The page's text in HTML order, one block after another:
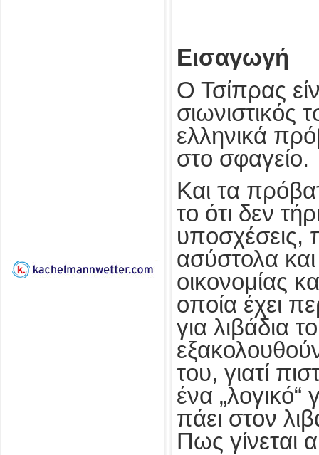
Εισαγωγή
Ο Τσίπρας
σιωνιστικός
ελληνικά
στο σφαγείο.
Και τα
το ότι δεν
υποσχέσεις,
ασύστολα
οικονομίας
οποία έχει
για λιβάδια
του, γιατί
ένα „λογικό“
πάει στον
Πως γίνεται